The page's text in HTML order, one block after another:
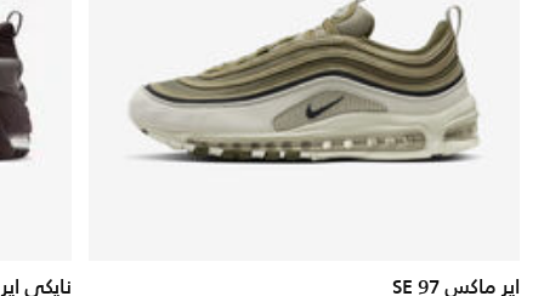
اير ماكس 97 SE
نايكي